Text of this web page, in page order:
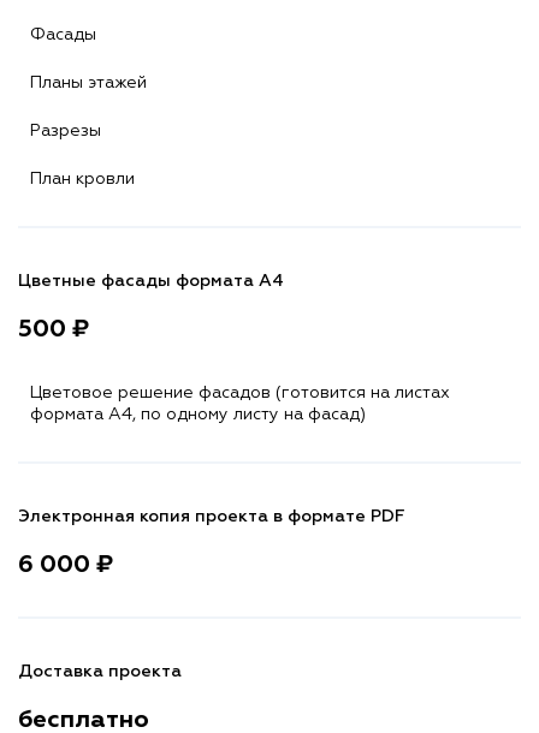
Фасады
Планы этажей
Разрезы
План кровли
Цветные фасады формата А4
500 ₽
Цветовое решение фасадов (готовится на листах
формата A4, по одному листу на фасад)
Электронная копия проекта в формате PDF
6 000 ₽
Доставка проекта
бесплатно